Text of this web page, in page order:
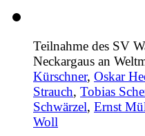
Teilnahme des SV
Neckargaus an
Kürschner, Oskar
Strauch, Tobias
Schwärzel, Ernst
Woll